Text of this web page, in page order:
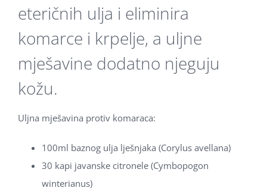
eteričnih ulja i eliminira
komarce i krpelje, a uljne
mješavine dodatno njeguju
kožu.
Uljna mješavina protiv komaraca:
100ml baznog ulja lješnjaka (Corylus avellana)
30 kapi javanske citronele (Cymbopogon
winterianus)